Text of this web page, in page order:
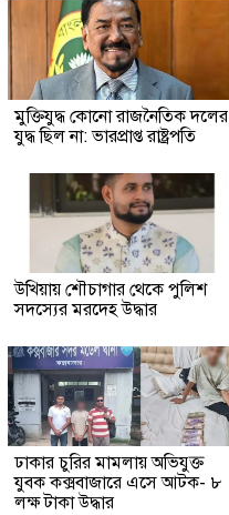
মুক্তিযুদ্ধ কোনো রাজনৈতিক দলের
যুদ্ধ ছিল না: ভারপ্রাপ্ত রাষ্ট্রপতি
উখিয়ায় শৌচাগার থেকে পুলিশ
সদস্যের মরদেহ উদ্ধার
ঢাকার চুরির মামলায় অভিযুক্ত
যুবক কক্সবাজারে এসে আটক- ৮
লক্ষ টাকা উদ্ধার